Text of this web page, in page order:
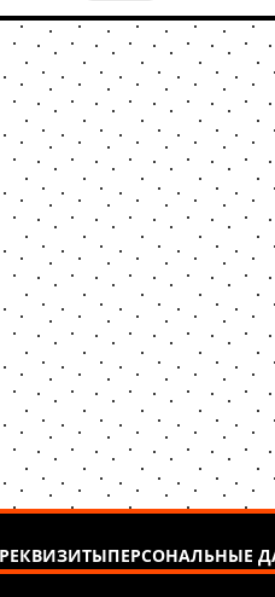
РЕКВИЗИТЫПЕРСОНАЛЬНЫЕ